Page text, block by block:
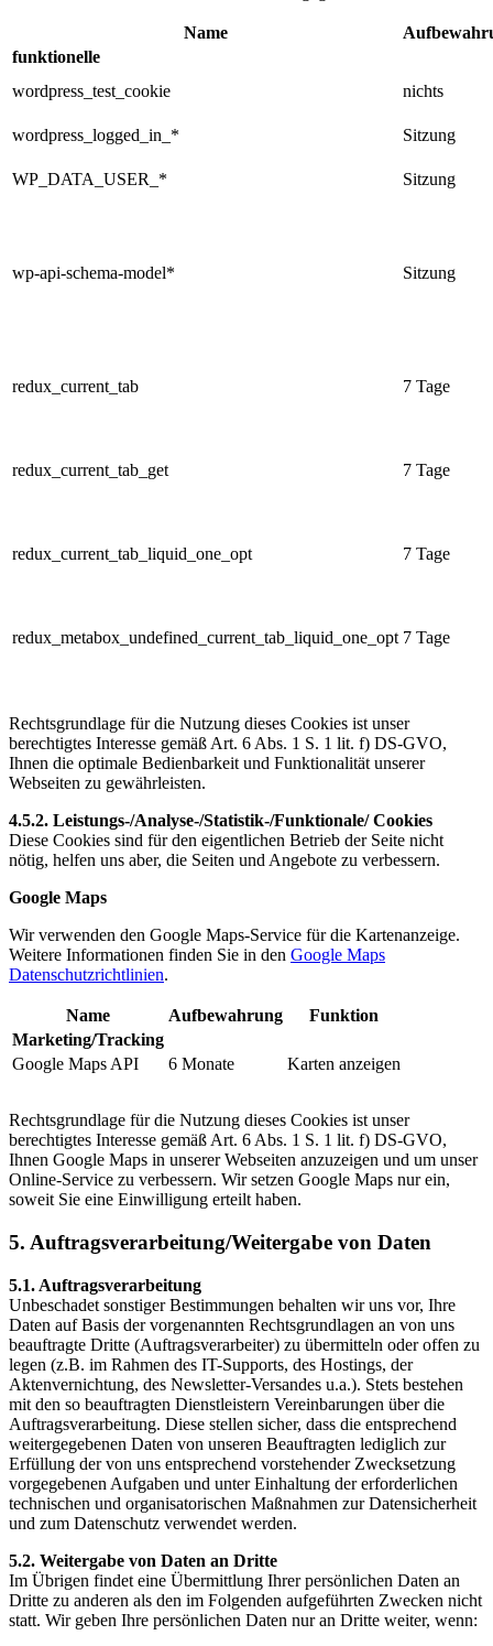
Name
funktionelle
wordpress_test_cookie
nichts
wordpress_logged_in_* Sitzung
WP_DATA_USER_* Sitzung
wp-api-schema-model* Sitzung
redux_current_tab 7 Tage
redux_current_tab_get 7 Tage
redux_current_tab_liquid_one_opt 7 Tage
redux_metabox_undefined_current_tab_liquid_one_opt 7 Tage
Rechtsgrundlage für die Nutzung dieses Cookies ist unser
berechtigtes Interesse gemäß Art. 6 Abs. 1 S. 1 lit. f) DS-GVO,
Ihnen die optimale Bedienbarkeit und Funktionalität unserer
Webseiten zu gewährleisten.
4.5.2. Leistungs-/Analyse-/Statistik-/Funktionale/ Cookies
Diese Cookies sind für den eigentlichen Betrieb der Seite nicht
nötig, helfen uns aber, die Seiten und Angebote zu verbessern.
Google Maps
Wir verwenden den Google Maps-Service für die Kartenanzeige.
Weitere Informationen finden Sie in den Google Maps
Datenschutzrichtlinien.
Name Aufbewahrung
Funktion
Marketing/Tracking
Google Maps API
6 Monate Karten anzeigen
Rechtsgrundlage für die Nutzung dieses Cookies ist unser
berechtigtes Interesse gemäß Art. 6 Abs. 1 S. 1 lit. f) DS-GVO,
Ihnen Google Maps in unserer Webseiten anzuzeigen und um unser
Online-Service zu verbessern. Wir setzen Google Maps nur ein,
soweit Sie eine Einwilligung erteilt haben.
5. Auftragsverarbeitung/Weitergabe von Daten
5.1. Auftragsverarbeitung
Unbeschadet sonstiger Bestimmungen behalten wir uns vor, Ihre
Daten auf Basis der vorgenannten Rechtsgrundlagen an von uns
beauftragte Dritte (Auftragsverarbeiter) zu übermitteln oder offen zu
legen (z.B. im Rahmen des IT-Supports, des Hostings, der
Aktenvernichtung, des Newsletter-Versandes u.a.). Stets bestehen
mit den so beauftragten Dienstleistern Vereinbarungen über die
Auftragsverarbeitung. Diese stellen sicher, dass die entsprechend
weitergegebenen Daten von unseren Beauftragten lediglich zur
Erfüllung der von uns entsprechend vorstehender Zwecksetzung
vorgegebenen Aufgaben und unter Einhaltung der erforderlichen
technischen und organisatorischen Maßnahmen zur Datensicherheit
und zum Datenschutz verwendet werden.
5.2. Weitergabe von Daten an Dritte
Im Übrigen findet eine Übermittlung Ihrer persönlichen Daten an
Dritte zu anderen als den im Folgenden aufgeführten Zwecken nicht
statt. Wir geben Ihre persönlichen Daten nur an Dritte weiter, wenn: